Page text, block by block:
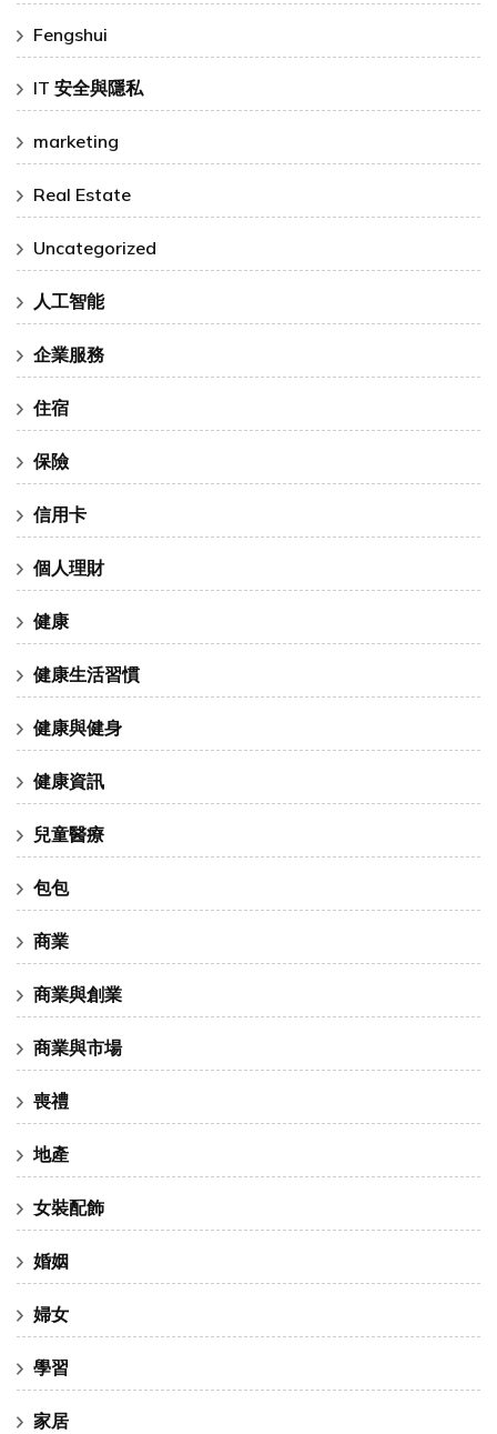
Fengshui
IT 安全與隱私
marketing
Real Estate
Uncategorized
人工智能
企業服務
住宿
保險
信用卡
個人理財
健康
健康生活習慣
健康與健身
健康資訊
兒童醫療
包包
商業
商業與創業
商業與市場
喪禮
地產
女裝配飾
婚姻
婦女
學習
家居